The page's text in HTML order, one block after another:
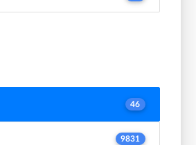
46
9831